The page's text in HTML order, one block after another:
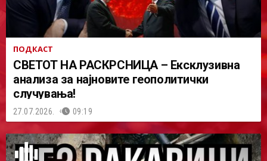
ПОДКАСТ
СВЕТОТ НА РАСКРСНИЦА – Ексклузивна
анализа за најновите геополитички
случувања!
27.07.2026. 09:19